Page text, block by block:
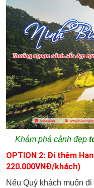
Khám phá cảnh đẹp
OPTION 2: Đi thêm
220.000VNĐ/khách)
Nếu Quý khách muốn